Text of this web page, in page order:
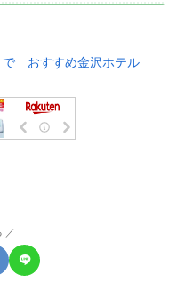
で おすすめ金沢ホテル